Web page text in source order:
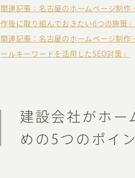
関連記事：名古屋のホームページ制作
作後に取り組んでおきたい6つの施策」
関連記事：名古屋のホームページ制作
ールキーワードを活用したSEO対策」
建設会社がホー
めの5つのポイ